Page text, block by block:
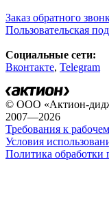
Заказ обратного
Пользовательская
Социальные сети:
Вконтакте, Telegram
© ООО «Актион-
2007—2026
Требования к
Условия
Политика обработки